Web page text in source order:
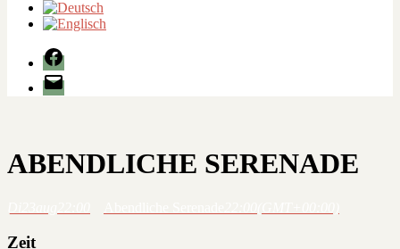
Facebook
E-
Mail
ABENDLICHE SERENADE
Zeit